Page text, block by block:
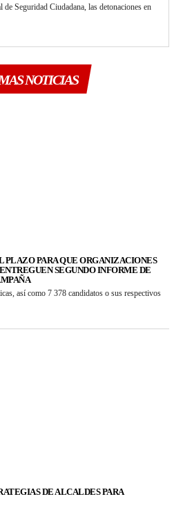
Seguridad Ciudadana, las detonaciones en
NOTICIAS
PLAZO PARA QUE ORGANIZACIONES
SEGUNDO INFORME DE
así como 7 378 candidatos o sus respectivos
DE ALCALDES PARA